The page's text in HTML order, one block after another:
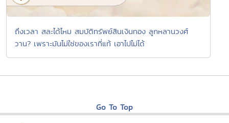
ถึงเวลา สละได้ไหม สมบัติทรัพย์สินเงินทอง ลูกหลานวงศ์
วาน? เพราะมันไม่ใช่ของเราที่แท้ เอาไปไม่ได้
Go To Top